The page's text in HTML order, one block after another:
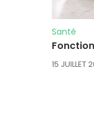
Santé
15 JUILLET